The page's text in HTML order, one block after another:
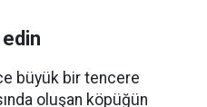
büyük bir tencere
oluşan köpüğün